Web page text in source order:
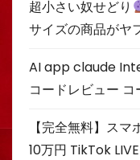
超小さい奴せどり
サイズの商品がヤ
AI app claude
コードレビュー コ
【完全無料】ス
10万円 TikTok